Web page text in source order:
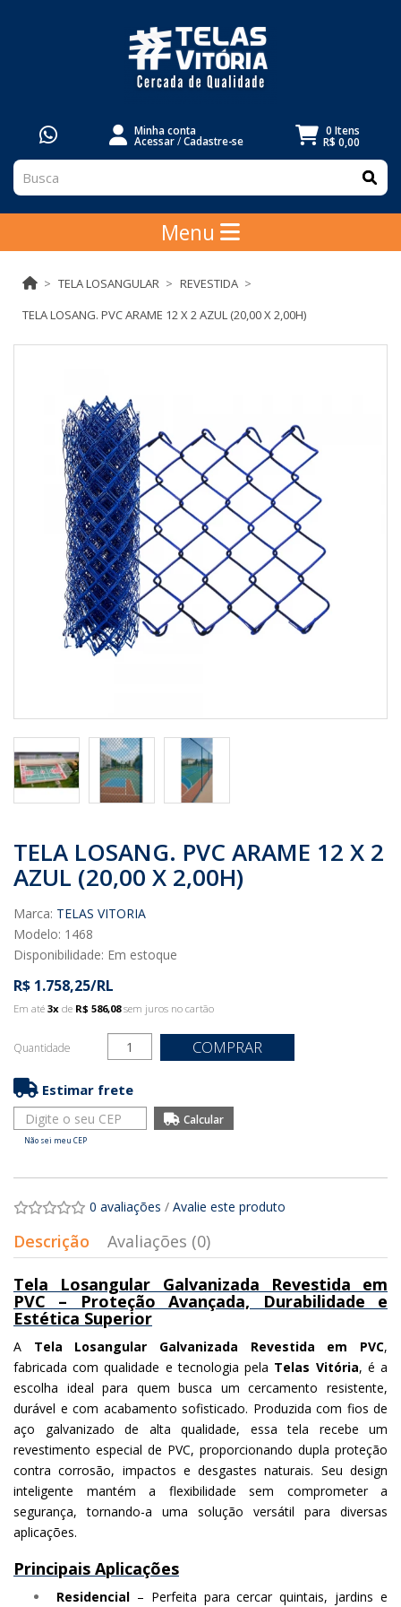
Minha conta
Acessar/Cadastre-se
0 Itens
R$ 0,00
Menu
TELA LOSANGULAR
REVESTIDA
TELA LOSANG. PVC ARAME 12 X 2 AZUL (20,00 X 2,00H)
TELA LOSANG. PVC ARAME 12 X 2
AZUL (20,00 X 2,00H)
Marca: TELAS VITORIA
Modelo: 1468
Disponibilidade: Em estoque
R$ 1.758,25/RL
Em até 3x de R$ 586,08sem juros no cartão
Quantidade COMPRAR
Estimar frete
Não sei meu CEP
0 avaliações / Avalie este produto
Descrição
Avaliações (0)
Tela Losangular Galvanizada Revestida em
PVC – Proteção Avançada, Durabilidade e
Estética Superior
A Tela Losangular Galvanizada Revestida em PVC,
fabricada com qualidade e tecnologia pela Telas Vitória, é a
escolha ideal para quem busca um cercamento resistente,
durável e com acabamento sofisticado. Produzida com fios de
aço galvanizado de alta qualidade, essa tela recebe um
revestimento especial de PVC, proporcionando dupla proteção
contra corrosão, impactos e desgastes naturais. Seu design
inteligente mantém a flexibilidade sem comprometer a
segurança, tornando-a uma solução versátil para diversas
aplicações.
Principais Aplicações
Residencial– Perfeita para cercar quintais, jardins e